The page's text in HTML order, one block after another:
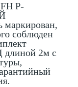
P-
маркирован,
соблюден
длиной 2м с